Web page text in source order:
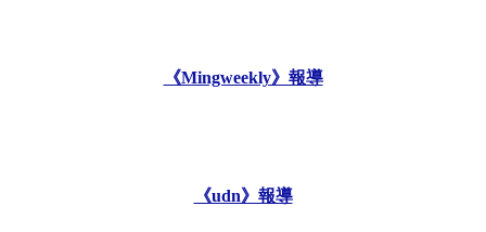
《Mingweekly》報導
《udn》報導